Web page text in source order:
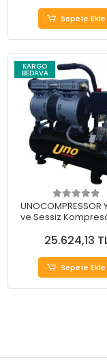
Sepete Ekle
KARGO
BEDAVA
UNOCOMPRESSOR
ve Sessiz
MOTOR )
25.624,13
Sepete Ekle